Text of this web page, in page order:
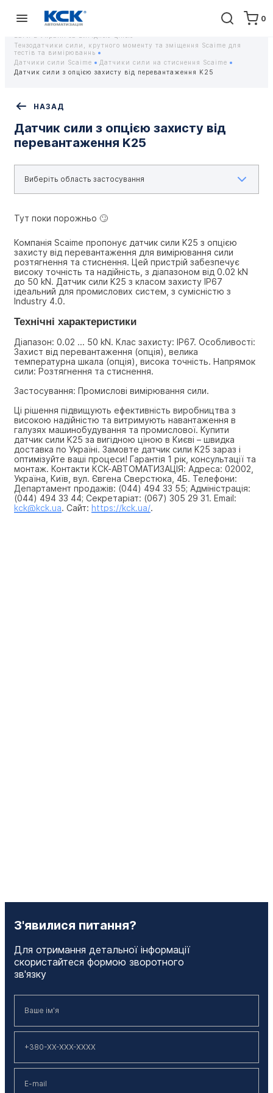
0
Головна Обладнання
Контрольно-вимірювальні прилади
Тензодатчики та тензометричні датчики Scaime - Купити датчики
Тензодатчики сили, крутного моменту та зміщення Scaime для
тестів та вимірюваннь
Датчики сили Scaime
Датчики сили на стиснення Scaime
Датчик сили з опцією захисту від перевантаження K25
НАЗАД
Датчик сили з опцією захисту від
перевантаження K25
Тут поки порожньо 🙄
Компанія Scaime пропонує датчик сили K25 з опцією
захисту від перевантаження для вимірювання сили
розтягнення та стиснення. Цей пристрій забезпечує
високу точність та надійність, з діапазоном від 0.02 kN
до 50 kN. Датчик сили K25 з класом захисту IP67
ідеальний для промислових систем, з сумісністю з
Industry 4.0.
Технічні характеристики
Діапазон: 0.02 ... 50 kN. Клас захисту: IP67. Особливості:
Захист від перевантаження (опція), велика
температурна шкала (опція), висока точність. Напрямок
сили: Розтягнення та стиснення.
Застосування: Промислові вимірювання сили.
Ці рішення підвищують ефективність виробництва з
високою надійністю та витримують навантаження в
галузях машинобудування та промислової. Купити
датчик сили K25 за вигідною ціною в Києві – швидка
доставка по Україні. Замовте датчик сили K25 зараз і
оптимізуйте ваші процеси! Гарантія 1 рік, консультації та
монтаж. Контакти КСК-АВТОМАТИЗАЦІЯ: Адреса: 02002,
Україна, Київ, вул. Євгена Сверстюка, 4Б. Телефони:
Департамент продажів: (044) 494 33 55; Адміністрація:
(044) 494 33 44; Секретаріат: (067) 305 29 31. Email:
kck@kck.ua. Сайт: https://kck.ua/.
З'явилися питання?
Для отримання детальної інформації
скористайтеся формою зворотного
зв'язку